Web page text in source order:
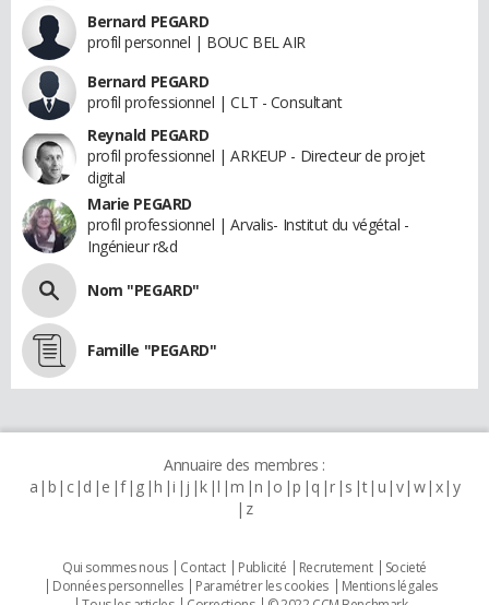
Bernard PEGARD
profil personnel | BOUC BEL AIR
Bernard PEGARD
profil professionnel | CLT - Consultant
Reynald PEGARD
profil professionnel | ARKEUP - Directeur de projet
digital
Marie PEGARD
profil professionnel | Arvalis- Institut du végétal -
Ingénieur r&d
Nom "PEGARD"
Famille "PEGARD"
Annuaire des membres :
a b c d e f g h i j k l m n o p q r s t u v w x y
z
Qui sommes nous Contact Publicité Recrutement
Societé
Données personnelles
Paramétrer les cookies
Mentions légales